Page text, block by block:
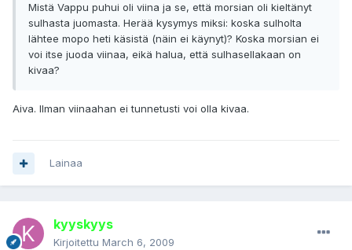
Mistä Vappu puhui oli viina ja se, että morsian oli kieltänyt
sulhasta juomasta. Herää kysymys miksi: koska sulholta
lähtee mopo heti käsistä (näin ei käynyt)? Koska morsian ei
voi itse juoda viinaa, eikä halua, että sulhasellakaan on
kivaa?
Aiva. Ilman viinaahan ei tunnetusti voi olla kivaa.
Lainaa
kyyskyys
Kirjoitettu March 6, 2009